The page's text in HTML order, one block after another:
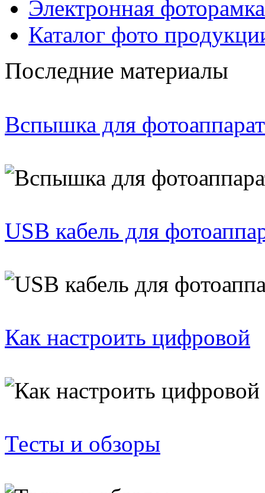
Электронная фоторамка
Каталог фото
Последние материалы
Вспышка для
USB кабель для
Как настроить цифровой
Тесты и обзоры